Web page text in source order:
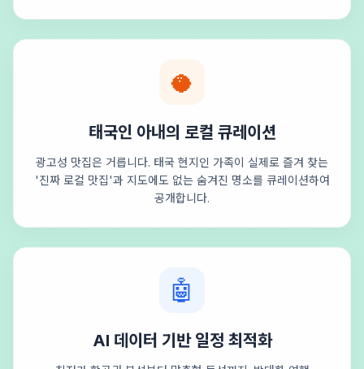
🥥
태국인 아내의 로컬 큐레이션
광고성 맛집은 거릅니다. 태국 현지인 가족이 실제로 즐겨 찾는
'진짜 로컬 맛집'과 지도에도 없는 숨겨진 명소를 큐레이션하여
공개합니다.
🤖
AI 데이터 기반 일정 최적화